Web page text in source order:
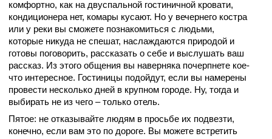
комфортно, как на двуспальной гостиничной кровати,
кондиционера нет, комары кусают. Но у вечернего костра
или у реки вы сможете познакомиться с людьми,
которые никуда не спешат, наслаждаются природой и
готовы поговорить, рассказать о себе и выслушать ваш
рассказ. Из этого общения вы наверняка почерпнете кое-
что интересное. Гостиницы подойдут, если вы намерены
провести несколько дней в крупном городе. Ну, тогда и
выбирать не из чего – только отель.
Пятое: не отказывайте людям в просьбе их подвезти,
конечно, если вам это по дороге. Вы можете встретить